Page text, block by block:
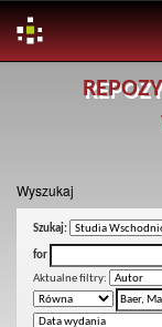
Wyszukaj
Szukaj:
for
Aktualne filtry: